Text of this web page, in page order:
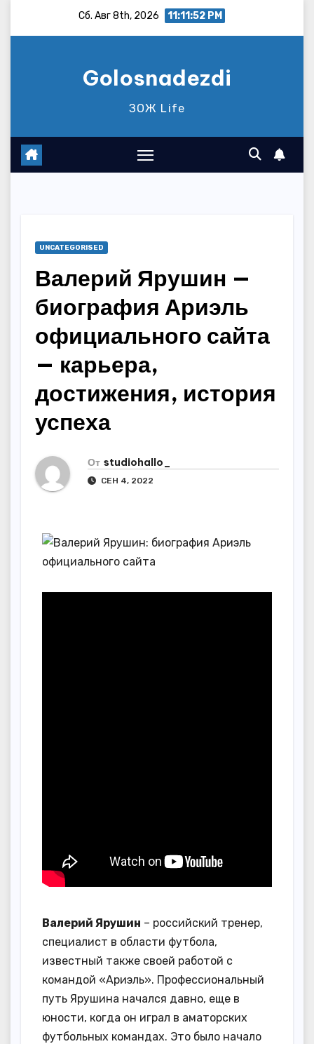
Сб. Авг 8th, 2026 11:11:52 PM
Golosnadezdi
ЗОЖ Life
UNCATEGORISED
Валерий Ярушин —
биография Ариэль
официального сайта
— карьера,
достижения, история
успеха
От studiohallo_
СЕН 4, 2022
Валерий Ярушин – российский тренер,
специалист в области футбола,
известный также своей работой с
командой «Ариэль». Профессиональный
путь Ярушина начался давно, еще в
юности, когда он играл в аматорских
футбольных командах. Это было начало